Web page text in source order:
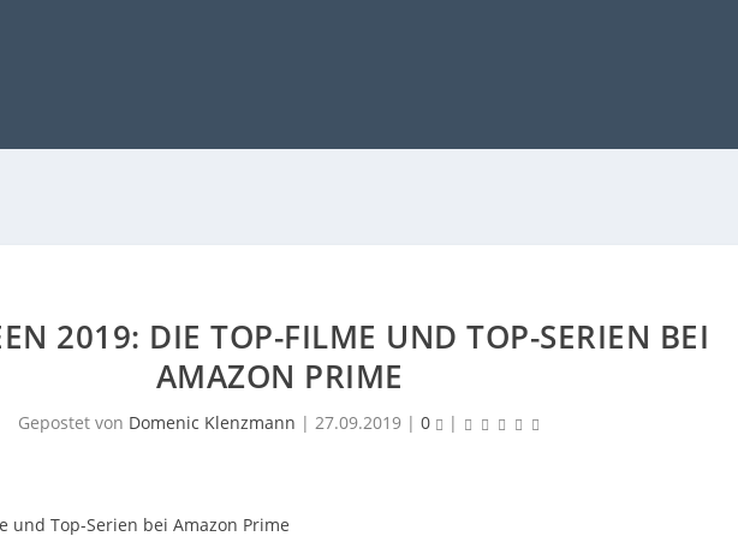
2019: DIE TOP-FILME UND TOP-SERIEN BEI
AMAZON PRIME
Gepostet von Domenic Klenzmann | 27.09.2019| 0 |